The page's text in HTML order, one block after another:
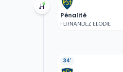
Pénalité
FERNANDEZ ELODIE
34'